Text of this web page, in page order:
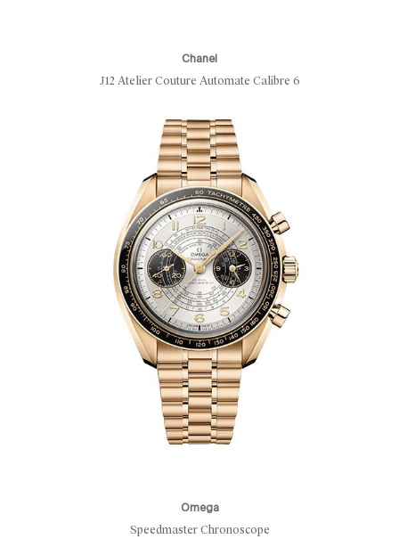
Chanel
J12 Atelier Couture Automate Calibre 6
Omega
Speedmaster Chronoscope